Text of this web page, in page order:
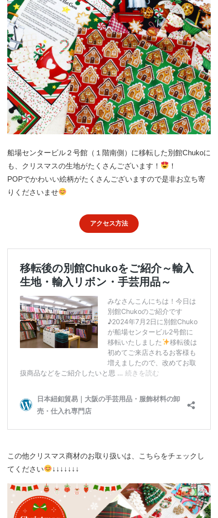
船場センタービル２号館（１階南側）に移転した別館Chukoに
も、クリスマスの生地がたくさんございます！
！
POPでかわいい絵柄がたくさんございますので是非お立ち寄
りくださいませ
アクセス方法
この他クリスマス商材のお取り扱いは、こちらをチェックし
てください
↓↓↓↓↓↓↓